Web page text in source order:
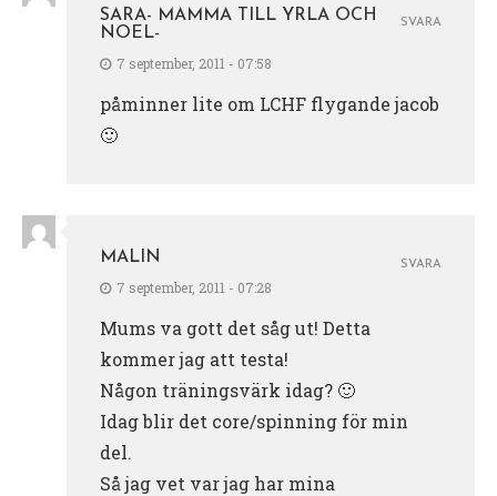
SARA- MAMMA TILL YRLA OCH
NOEL-
7 september, 2011 - 07:58
påminner lite om LCHF flygande jacob
🙂
SVARA
MALIN
7 september, 2011 - 07:28
Mums va gott det såg ut! Detta
kommer jag att testa!
Någon träningsvärk idag? 🙂
Idag blir det core/spinning för min
del.
Så jag vet var jag har mina
SVARA